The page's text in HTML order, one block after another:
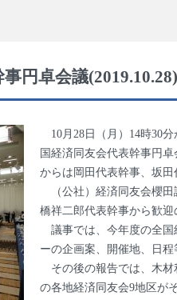
円卓会議(2019.10.28)
10月28日（月）14時30
国経済同友会代表幹事円
からは岡田代表幹事、坂田
（公社）経済同友会櫻田
橋祥二郎代表幹事から歓迎
議事では、今年度の全国
ーの企画案、開催地、日程
その後の報告では、木材
の各地経済同友会9地区が